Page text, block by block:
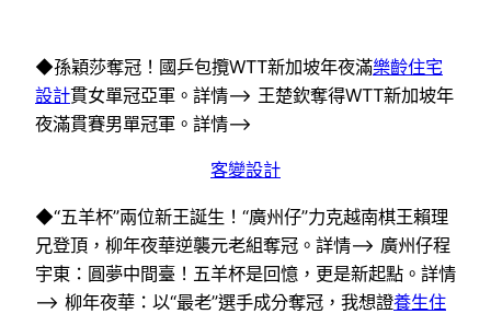
◆孫穎莎奪冠！國乒包攬WTT新加坡年夜滿樂齡住宅
設計貫女單冠亞軍。詳情–> 王楚欽奪得WTT新加坡年
夜滿貫賽男單冠軍。詳情–>
客變設計
◆“五羊杯”兩位新王誕生！“廣州仔”力克越南棋王賴理
兄登頂，柳年夜華逆襲元老組奪冠。詳情–> 廣州仔程
宇東：圓夢中間臺！五羊杯是回憶，更是新起點。詳情
–> 柳年夜華：以“最老”選手成分奪冠，我想證養生住